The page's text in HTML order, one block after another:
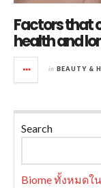
Factors that
health and
in BEAUTY &
Search
Biome ทั้งหมดใ